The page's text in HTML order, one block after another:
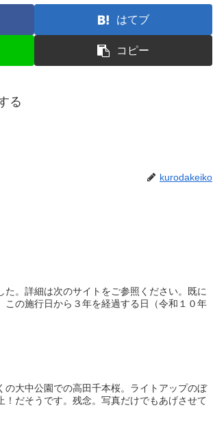
はてブ
コピー
る
kurodakeiko
。詳細は次のサイトをご参照ください。既に
この施行日から３年を経過する日（令和１０年
大中公園での高田千本桜。ライトアップのぼ
だそうです。残念。写真だけでもあげさせて